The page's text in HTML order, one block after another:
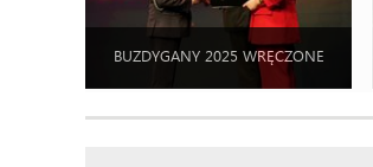
BUZDYGANY 2025 WRĘCZONE